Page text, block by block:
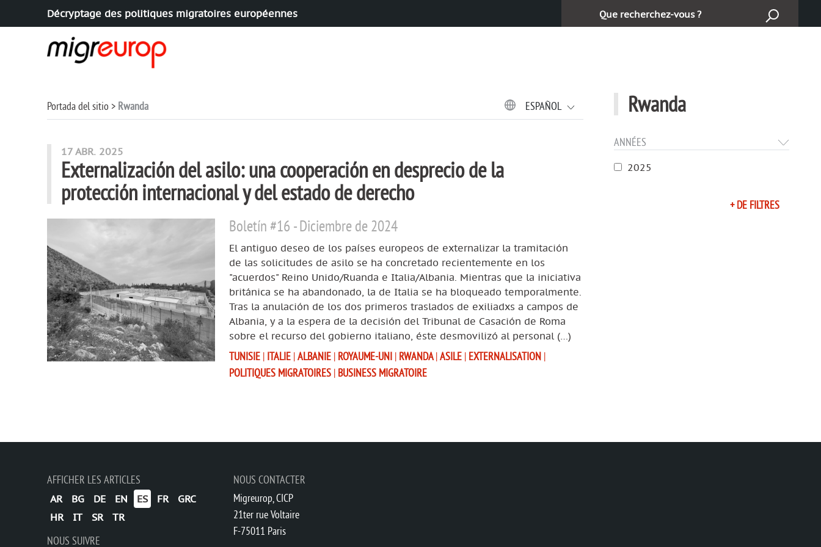
Aller à la navigation
Aller au contenu
Décryptage des politiques migratoires européennes Buscar
Rwanda
ANNÉES
2025
+ DE FILTRES
Portada del sitio Rwanda ESPAÑOL
articles mots
17 ABR. 2025
Externalización del asilo: una cooperación en desprecio de la
protección internacional y del estado de derecho
Boletín #16 - Diciembre de 2024
El antiguo deseo de los países europeos de externalizar la tramitación
de las solicitudes de asilo se ha concretado recientemente en los
"acuerdos" Reino Unido/Ruanda e Italia/Albania. Mientras que la iniciativa
británica se ha abandonado, la de Italia se ha bloqueado temporalmente.
Tras la anulación de los dos primeros traslados de exiliadxs a campos de
Albania, y a la espera de la decisión del Tribunal de Casación de Roma
sobre el recurso del gobierno italiano, éste desmovilizó al personal (…)
TUNISIE | ITALIE |ALBANIE | ROYAUME-UNI | RWANDA|ASILE | EXTERNALISATION |
POLITIQUES MIGRATOIRES | BUSINESS MIGRATOIRE
AFFICHER LES ARTICLES
AR BG DE EN ES FR
GRC
HR
IT SR TR
NOUS CONTACTER
Migreurop, CICP
21ter rue Voltaire
F-75011 Paris
NOUS SUIVRE